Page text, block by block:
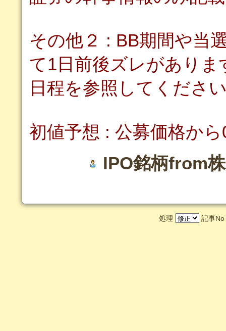
その他２ : BB期間や当
て1日前後ズレがあり
日程を参照してくださ
初値予想 : 公募価格か
IPO銘柄from
処理 記事No